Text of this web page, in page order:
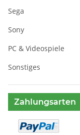
Sega
Sony
PC & Videospiele
Sonstiges
Zahlungsarten